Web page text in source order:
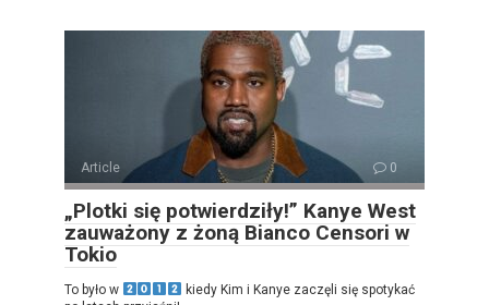
Article 0
„Plotki się potwierdziły!” Kanye West
zauważony z żoną Bianco Censori w
Tokio
To było w
kiedy Kim i Kanye zaczęli się spotykać